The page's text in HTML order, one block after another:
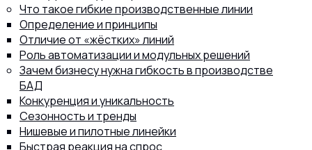
Статьи
8 (800) 302-77-51
Что такое гибкие производственные линии
Определение и принципы
Отличие от «жёстких» линий
Роль автоматизации и модульных решений
Зачем бизнесу нужна гибкость в производстве
БАД
Конкуренция и уникальность
Сезонность и тренды
Нишевые и пилотные линейки
Быстрая реакция на спрос